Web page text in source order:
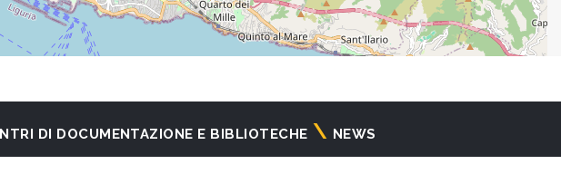
DI DOCUMENTAZIONE E BIBLIOTECHE NEWS